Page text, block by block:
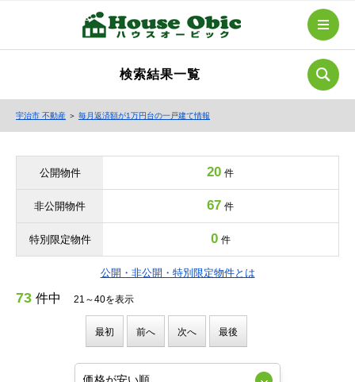
検索結果一覧
宇治市 不動産 ＞ 毎月返済額が1万円台の一戸建て情報
公開物件 20 件
非公開物件 67 件
特別限定物件 0 件
公開・非公開・特別限定物件とは
73 件中 21～40を表示
最初 前へ 次へ 最後